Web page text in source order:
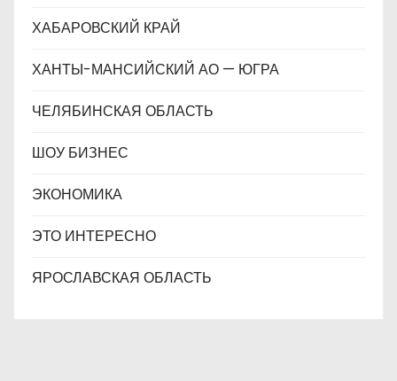
ХАБАРОВСКИЙ КРАЙ
ХАНТЫ-МАНСИЙСКИЙ АО — ЮГРА
ЧЕЛЯБИНСКАЯ ОБЛАСТЬ
ШОУ БИЗНЕС
ЭКОНОМИКА
ЭТО ИНТЕРЕСНО
ЯРОСЛАВСКАЯ ОБЛАСТЬ